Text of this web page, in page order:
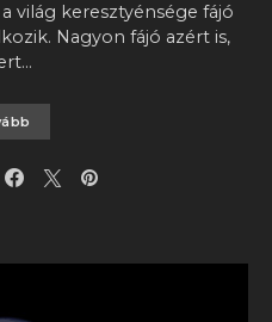
világ keresztyénsége fájó
Nagyon fájó azért is,